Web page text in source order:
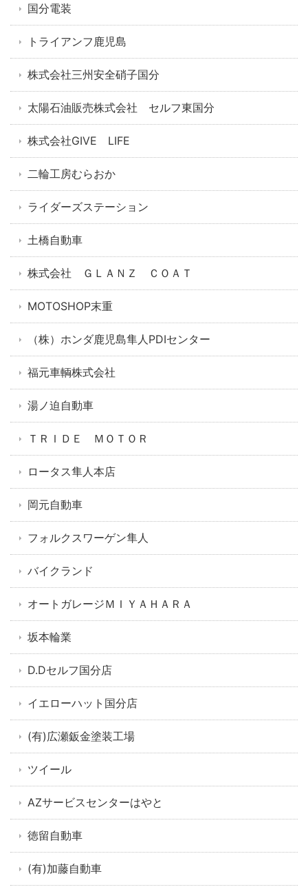
国分電装
トライアンフ鹿児島
株式会社三州安全硝子国分
太陽石油販売株式会社 セルフ東国分
株式会社GIVE LIFE
二輪工房むらおか
ライダーズステーション
土橋自動車
株式会社 ＧＬＡＮＺ ＣＯＡＴ
MOTOSHOP末重
（株）ホンダ鹿児島隼人PDIセンター
福元車輌株式会社
湯ノ迫自動車
ＴＲＩＤＥ ＭＯＴＯＲ
ロータス隼人本店
岡元自動車
フォルクスワーゲン隼人
バイクランド
オートガレージＭＩＹＡＨＡＲＡ
坂本輪業
D.Dセルフ国分店
イエローハット国分店
(有)広瀬鈑金塗装工場
ツイール
AZサービスセンターはやと
徳留自動車
(有)加藤自動車